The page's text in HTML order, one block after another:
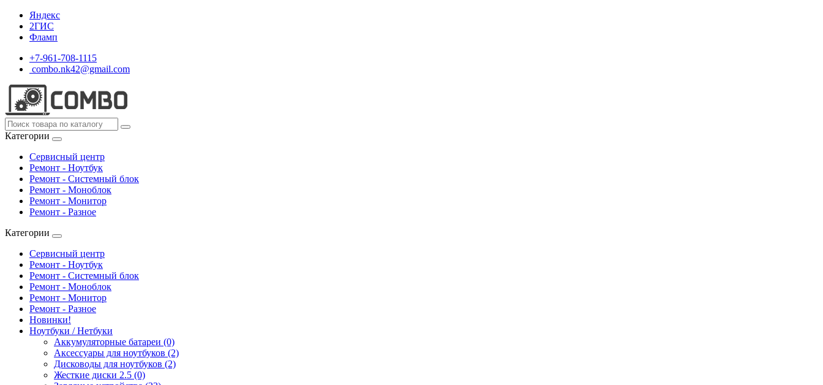
Яндекс
2ГИС
Фламп
+7-961-708-1115
combo.nk42@gmail.com
Категории
Сервисный центр
Ремонт - Ноутбук
Ремонт - Системный блок
Ремонт - Моноблок
Ремонт - Монитор
Ремонт - Разное
Категории
Сервисный центр
Ремонт - Ноутбук
Ремонт - Системный блок
Ремонт - Моноблок
Ремонт - Монитор
Ремонт - Разное
Новинки!
Ноутбуки / Нетбуки
Аккумуляторные батареи (0)
Аксессуары для ноутбуков (2)
Дисководы для ноутбуков (2)
Жесткие диски 2.5 (0)